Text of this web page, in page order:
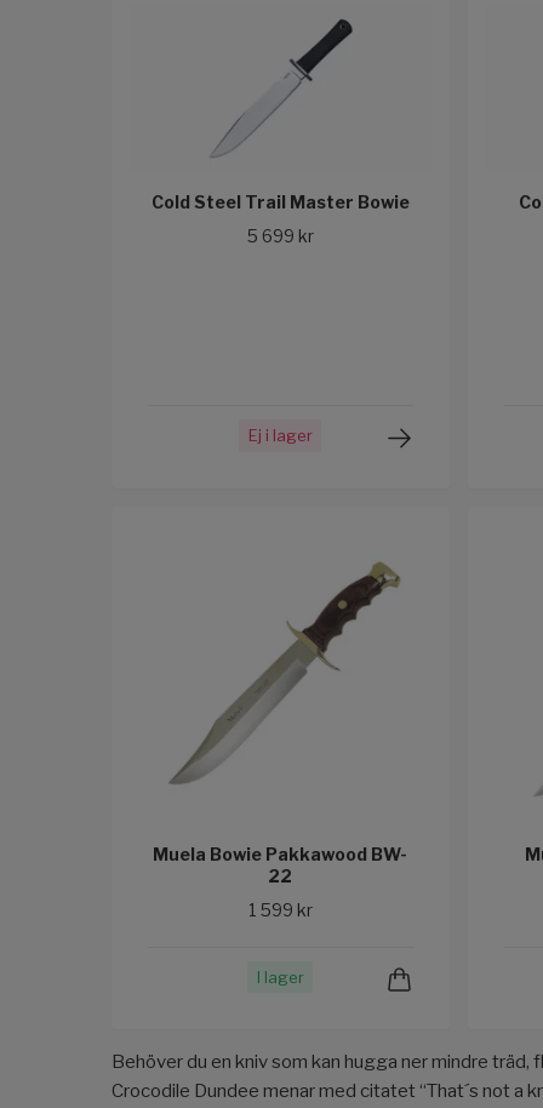
Cold Steel Trail Master Bowie
5 699 kr
Ej i lager
Muela Bowie Pakkawood BW-
22
1 599 kr
I lager
Behöver du en kniv som kan hugga ner mindre
Crocodile Dundee menar med citatet “That´s not a